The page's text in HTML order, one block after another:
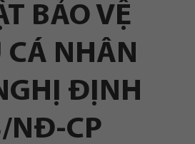
BẢO VỆ
CÁ NHÂN
ĐỊNH
NĐ-CP